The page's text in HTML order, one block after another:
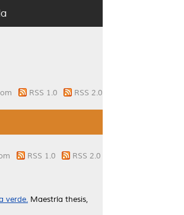
RSS 1.0 RSS 2.0
RSS 1.0 RSS 2.0
verde. Maestría thesis,